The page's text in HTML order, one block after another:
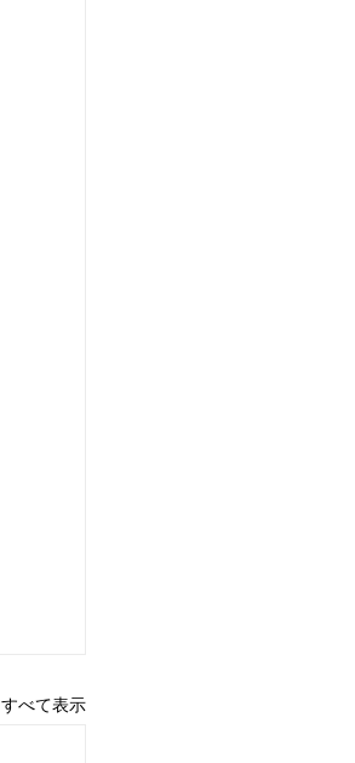
すべて表示